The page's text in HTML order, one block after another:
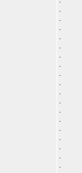
.
.
.
.
.
.
.
.
.
.
.
.
.
.
.
.
.
.